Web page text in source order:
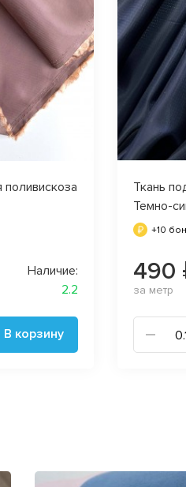
поливискоза
Наличие:
2.2
В корзину
Ткань
Темно-
+10
490
за метр